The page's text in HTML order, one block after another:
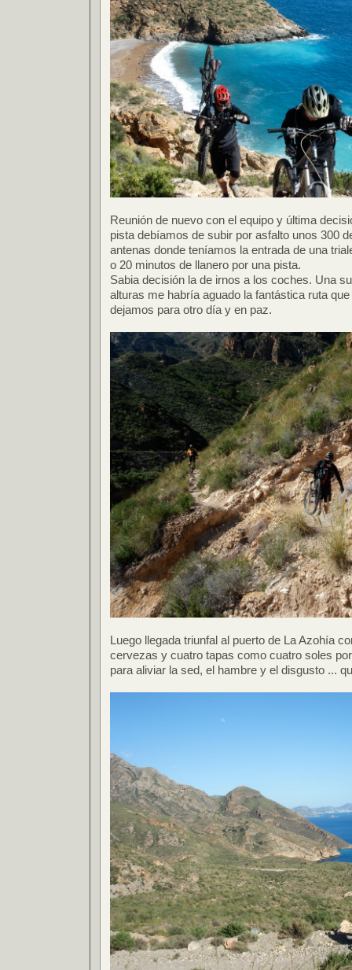
Reunión de nuevo con el equipo y última
pista debíamos de subir por asfalto unos 300
antenas donde teníamos la entrada de una
o 20 minutos de llanero por una pista.
Sabia decisión la de irnos a los coches. Una
alturas me habría aguado la fantástica ruta
dejamos para otro día y en paz.
Luego llegada triunfal al puerto de La Azohía
cervezas y cuatro tapas como cuatro soles
para aliviar la sed, el hambre y el disgusto ...